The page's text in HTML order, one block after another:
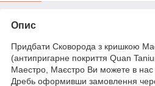
Опис
Придбати Сковорода з кришкою
(антипригарне покриття Quan
Маестро, Маєстро Ви можете в нас
Дребь оформивши замовлення